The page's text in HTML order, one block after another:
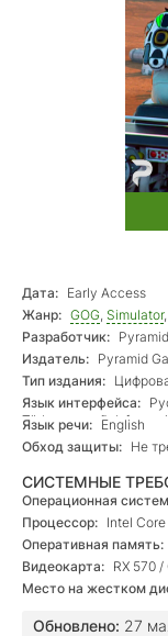
Дата: Early Access
Жанр: GOG, Simulator,
Разработчик:
Издатель: Pyramid
Тип издания:
Язык интерфейса:
Türkçe, español,
Язык речи: English
Обход защиты: Не
СИСТЕМНЫЕ
Операционная
Процессор: Intel
Оперативная память:
Видеокарта: RX 570
Место на жестком
Обновлено: 27